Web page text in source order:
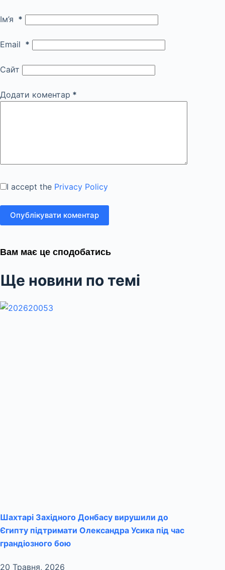
Ім’я *
Email *
Сайт
Додати коментар *
I accept the Privacy Policy
Опублікувати коментар
Вам має це сподобатись
Ще новини по темі
Шахтарі Західного Донбасу вирушили до
Єгипту підтримати Олександра Усика під час
грандіозного бою
20 Травня, 2026